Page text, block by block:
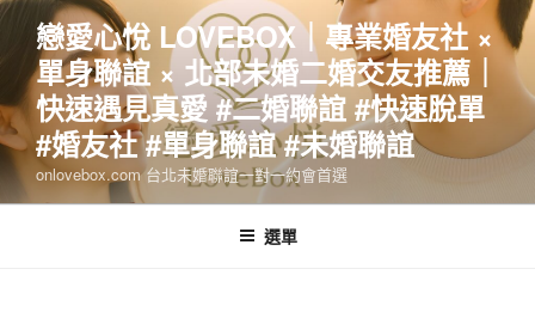
跳
主
要
內
容
戀愛心悅 LOVEBOX｜專業婚友社 ×
單身聯誼 × 北部未婚二婚交友推薦｜
快速遇見真愛 #二婚聯誼 #快速脫單
#婚友社 #單身聯誼 #未婚聯誼
onlovebox.com 台北未婚聯誼一對一約會首選
選單